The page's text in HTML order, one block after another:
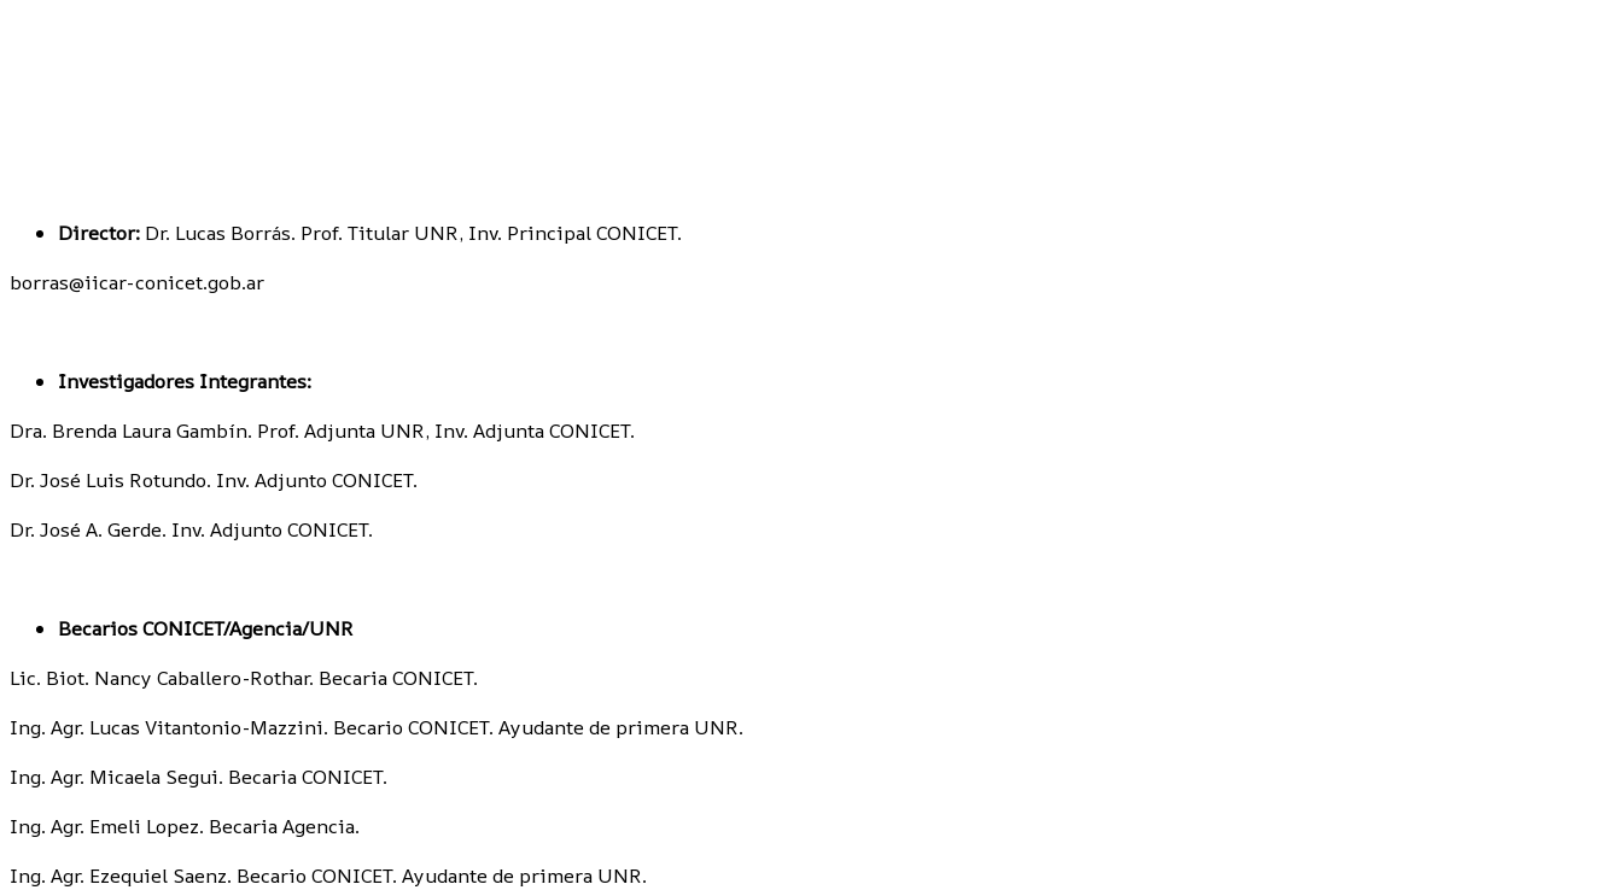
Director: Dr. Lucas Borrás. Prof. Titular UNR, Inv. Principal CONICET.
borras@iicar-conicet.gob.ar
Investigadores Integrantes:
Dra. Brenda Laura Gambín. Prof. Adjunta UNR, Inv. Adjunta CONICET.
Dr. José Luis Rotundo. Inv. Adjunto CONICET.
Dr. José A. Gerde. Inv. Adjunto CONICET.
Becarios CONICET/Agencia/UNR
Lic. Biot. Nancy Caballero-Rothar. Becaria CONICET.
Ing. Agr. Lucas Vitantonio-Mazzini. Becario CONICET. Ayudante de primera UNR.
Ing. Agr. Micaela Segui. Becaria CONICET.
Ing. Agr. Emeli Lopez. Becaria Agencia.
Ing. Agr. Ezequiel Saenz. Becario CONICET. Ayudante de primera UNR.